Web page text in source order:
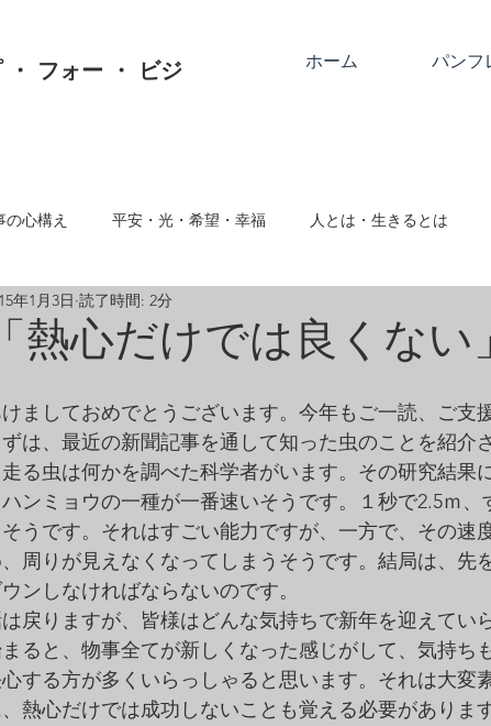
ホーム パンフ
・ フォー ・ ビジ
の心構え 平安・光・希望・幸福 人とは・生きるとは
知恵・真実 人間関係
労務 人の悪・方向転換・改める クリスマス・復活祭・ア
「熱心だけでは良くない」
年1月3日 読了時間: 2分
ましておめでとうございます。今年もご一読、ご支
ずは、最近の新聞記事を通して知った虫のことを紹介
走る虫は何かを調べた科学者がいます。その研究結果
ハンミョウの一種が一番速いそうです。１秒で2.5ｍ
そうです。それはすごい能力ですが、一方で、その速
周りが見えなくなってしまうそうです。結局は、先
ンしなければならないのです。
戻りますが、皆様はどんな気持ちで新年を迎えてい
ると、物事全てが新しくなった感じがして、気持ち
する方が多くいらっしゃると思います。それは大変
熱心だけでは成功しないことも覚える必要がありま